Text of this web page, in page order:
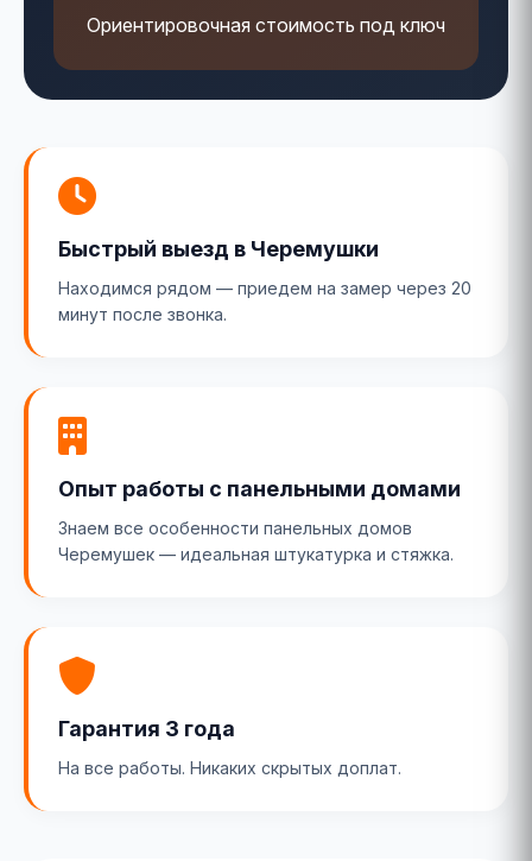
Ориентировочная стоимость под ключ
Быстрый выезд в Черемушки
Находимся рядом — приедем на замер через 20
минут после звонка.
Опыт работы с панельными домами
Знаем все особенности панельных домов
Черемушек — идеальная штукатурка и стяжка.
Гарантия 3 года
На все работы. Никаких скрытых доплат.